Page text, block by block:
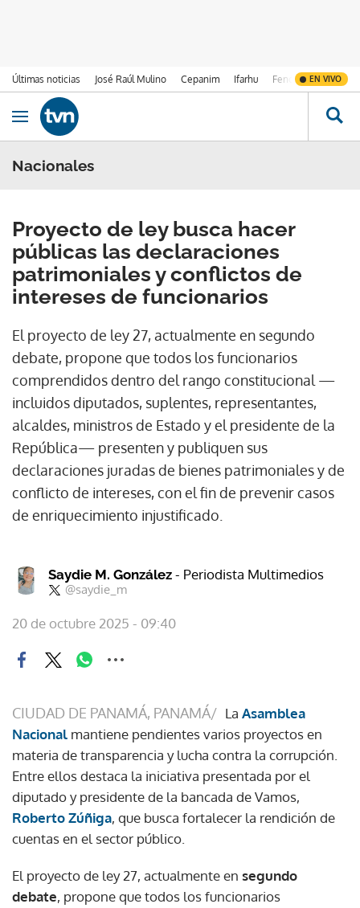
Últimas noticias José Raúl Mulino Cepanim Ifarhu Fenómeno de El
EN VIVO
Ir al contenido
Obrir navegació
Nacionales
Proyecto de ley busca hacer
públicas las declaraciones
patrimoniales y conflictos de
intereses de funcionarios
El proyecto de ley 27, actualmente en segundo
debate, propone que todos los funcionarios
comprendidos dentro del rango constitucional —
incluidos diputados, suplentes, representantes,
alcaldes, ministros de Estado y el presidente de la
República— presenten y publiquen sus
declaraciones juradas de bienes patrimoniales y de
conflicto de intereses, con el fin de prevenir casos
de enriquecimiento injustificado.
Saydie M. González - Periodista Multimedios
@saydie_m
20 de octubre 2025 - 09:40
CIUDAD DE PANAMÁ, PANAMÁ/ La Asamblea
Nacional mantiene pendientes varios proyectos en
materia de transparencia y lucha contra la corrupción.
Entre ellos destaca la iniciativa presentada por el
diputado y presidente de la bancada de Vamos,
Roberto Zúñiga, que busca fortalecer la rendición de
cuentas en el sector público.
El proyecto de ley 27, actualmente en segundo
debate, propone que todos los funcionarios